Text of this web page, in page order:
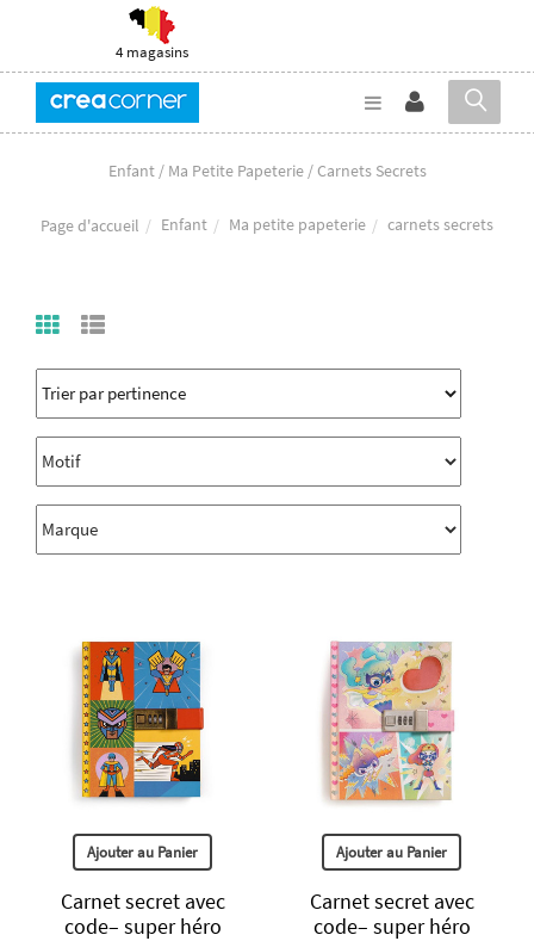
4 magasins
Enfant / Ma Petite Papeterie / Carnets Secrets
Page d'accueil Enfant Ma petite papeterie carnets secrets
Ajouter au Panier
Carnet secret avec
code– super héro
Ajouter au Panier
Carnet secret avec
code– super héro